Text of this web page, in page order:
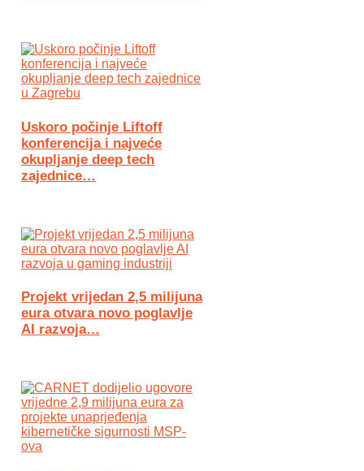
Uskoro počinje Liftoff
konferencija i najveće
okupljanje deep tech
zajednice…
Projekt vrijedan 2,5 milijuna
eura otvara novo poglavlje
AI razvoja…